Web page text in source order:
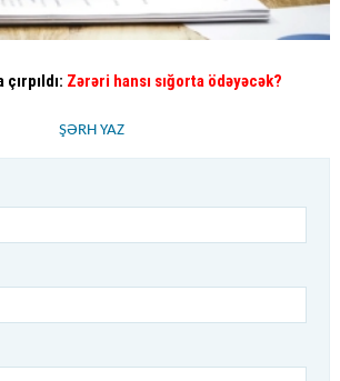
Zərəri hansı sığorta ödəyəcək?
ŞƏRH YAZ